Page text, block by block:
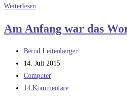
Weiterlesen
vor
Abend
nichts
neues
von
Am Anfang war das
Beitrags-
Autor:
Bernd Leitenberger
Beitrag
veröffentlicht:
14. Juli 2015
Beitrags-
Kategorie:
Computer
Beitrags-
14 Kommentare